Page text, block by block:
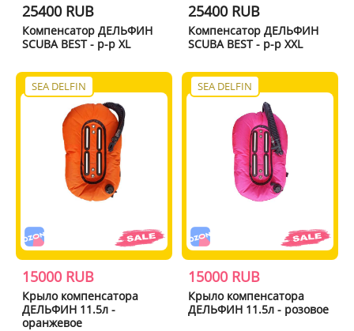
25400 RUB
Компенсатор ДЕЛЬФИН
SCUBA BEST - р-р XL
25400 RUB
Компенсатор ДЕЛЬФИН
SCUBA BEST - р-р XXL
SEA DELFIN
15000 RUB
Крыло компенсатора
ДЕЛЬФИН 11.5л -
оранжевое
SEA DELFIN
15000 RUB
Крыло компенсатора
ДЕЛЬФИН 11.5л - розовое